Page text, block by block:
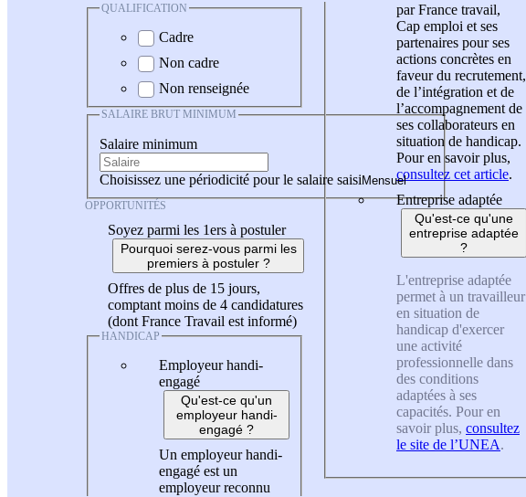
QUALIFICATION
Cadre
Non cadre
Non renseignée
SALAIRE BRUT MINIMUM
Salaire minimum
Choisissez une périodicité pour le salaire saisi
OPPORTUNITÉS
Soyez parmi les 1ers à postuler
Pourquoi serez-vous parmi les
premiers à postuler ?
Offres de plus de 15 jours,
comptant moins de 4 candidatures
(dont France Travail est informé)
HANDICAP
Employeur handi-
engagé
Qu'est-ce qu'un
employeur handi-
engagé ?
Un employeur handi-
engagé est un
employeur reconnu
par France travail,
Cap emploi et ses
partenaires pour ses
actions concrètes en
faveur du recrutement,
de l’intégration et de
l’accompagnement de
ses collaborateurs en
situation de handicap.
Pour en savoir plus,
consultez cet article.
Entreprise adaptée
Qu'est-ce qu'une
entreprise adaptée
?
L'entreprise adaptée
permet à un travailleur
en situation de
handicap d'exercer
une activité
professionnelle dans
des conditions
adaptées à ses
capacités. Pour en
savoir plus, consultez
le site de l’UNEA.